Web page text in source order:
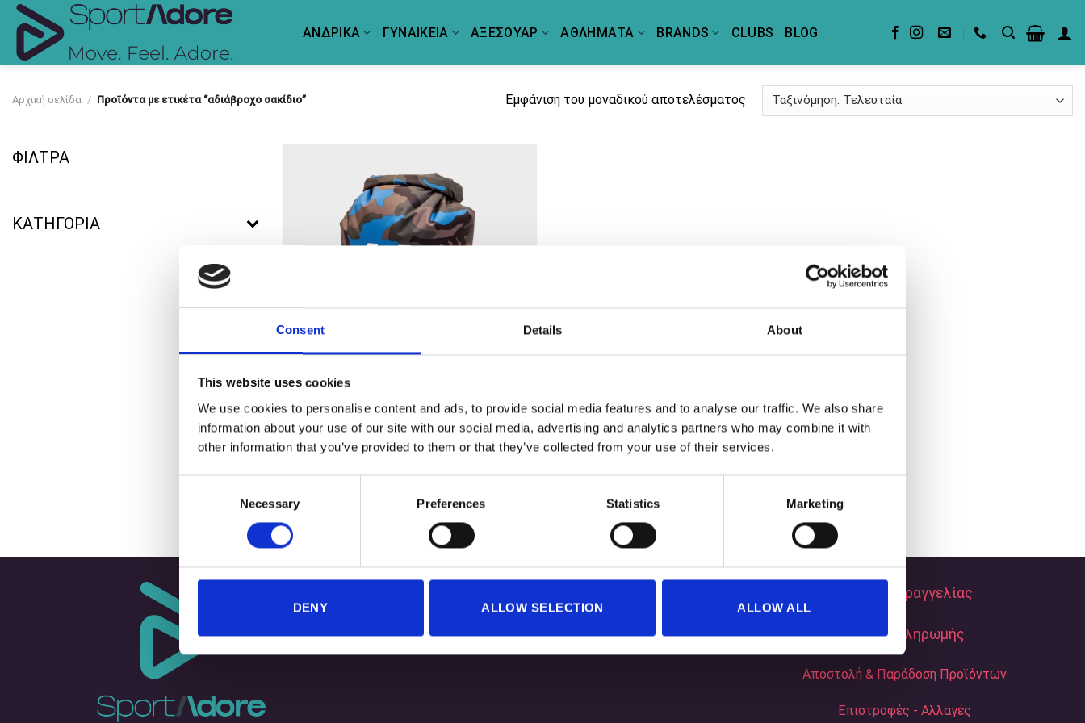
Consent Details About
This website uses cookies
We use cookies to personalise content and ads, to provide social media features and to analyse our traffic. We also share
information about your use of our site with our social media, advertising and analytics partners who may combine it with
other information that you’ve provided to them or that they’ve collected from your use of their services.
Necessary Preferences Statistics Marketing
DENY ALLOW SELECTION ALLOW ALL
Skip
content
ΑΝΔΡΙΚΑ ΓΥΝΑΙΚΕΙΑ ΑΞΕΣΟΥΑΡ ΑΘΛΗΜΑΤΑ BRANDS CLUBS BLOG
Αρχική σελίδα / Προϊόντα με ετικέτα “αδιάβροχο σακίδιο” Εμφάνιση του μοναδικού αποτελέσματος
ΦΙΛΤΡΑ
ΚΑΤΗΓΟΡΙΑ
+
Waterproof Bag CAMO 20L
Τρόποι Παραγγελίας
Τρόποι Πληρωμής
Αποστολή & Παράδοση Προϊόντων
Επιστροφές - Αλλαγές